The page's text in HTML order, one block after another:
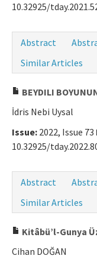
10.32925/
Abstract
Similar Articles
BEYDILI
İdris Nebi Uysal
Issue: 2022, Issue 73
10.32925/
Abstract
Similar Articles
Kitâbü’l-Gunya
Cihan DOĞAN